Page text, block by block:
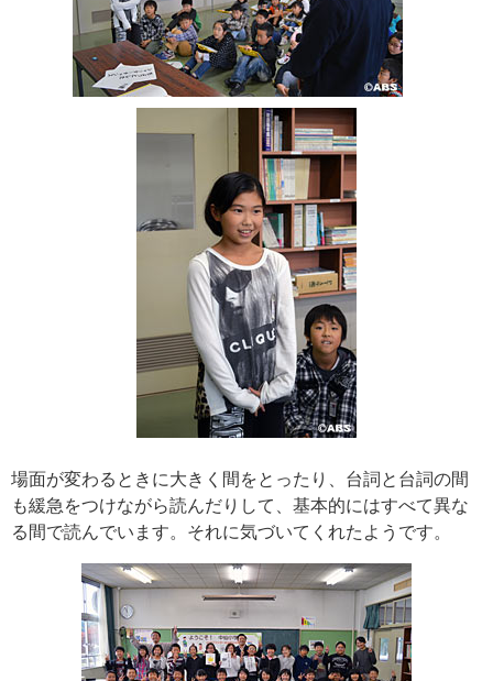
場面が変わるときに大きく間をとったり、台詞と台詞の間
も緩急をつけながら読んだりして、基本的にはすべて異な
る間で読んでいます。それに気づいてくれたようです。